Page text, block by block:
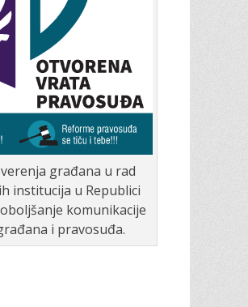
građana u rad
institucija u Republici
komunikacije
i pravosuđa.